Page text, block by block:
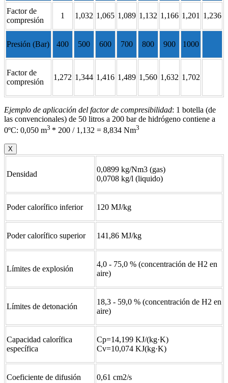
Factor de
compresión
1 1,032 1,065 1,089 1,132 1,166 1,201 1,236
Presión (Bar) 400 500 600 700 800 900 1000
Factor de
compresión
1,272 1,344 1,416 1,489 1,560 1,632 1,702
Ejemplo de aplicación del factor de compresibilidad: 1 botella (de
las convencionales) de 50 litros a 200 bar de hidrógeno contiene a
0ºC: 0,050 m3 * 200 / 1,132 = 8,834 Nm3
X
Densidad
0,0899 kg/Nm3 (gas)
0,0708 kg/l (liquido)
Poder calorífico inferior 120 MJ/kg
Poder calorífico superior 141,86 MJ/kg
Límites de explosión
4,0 - 75,0 % (concentración de H2 en
aire)
Límites de detonación
18,3 - 59,0 % (concentración de H2 en
aire)
Capacidad calorífica
específica
Cp=14,199 KJ/(kg·K)
Cv=10,074 KJ(kg·K)
Coeficiente de difusión 0,61 cm2/s